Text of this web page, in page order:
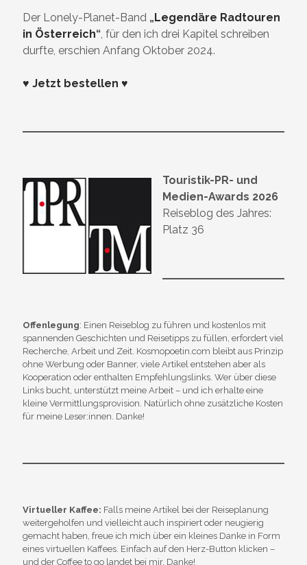
Der Lonely-Planet-Band „Legendäre Radtouren
in Österreich“, für den ich drei Kapitel schreiben
durfte, erschien Anfang Oktober 2024.
♥ Jetzt bestellen ♥
Touristik-PR- und
Medien-Awards 2026
Reiseblog des Jahres:
Platz 36
Offenlegung: Einen Reiseblog zu führen und kostenlos mit
spannenden Geschichten und Reisetipps zu füllen, erfordert viel
Recherche, Arbeit und Zeit. Kosmopoetin.com bleibt aus Prinzip
ohne Werbung oder Banner, viele Artikel entstehen aber als
Kooperation oder enthalten Empfehlungslinks. Wer über diese
Links bucht, unterstützt meine Arbeit – und ich erhalte eine
kleine Vermittlungsprovision. Natürlich ohne zusätzliche Kosten
für meine Leser:innen. Danke!
Virtueller Kaffee: Falls meine Artikel bei der Reiseplanung
weitergeholfen und vielleicht auch inspiriert oder neugierig
gemacht haben, freue ich mich über ein kleines Danke in Form
eines virtuellen Kaffees. Einfach auf den Herz-Button klicken –
und der Coffee to go landet bei mir. Danke!